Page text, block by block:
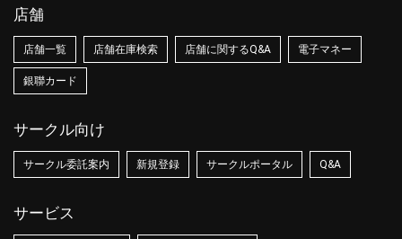
店舗
店舗一覧 店舗在庫検索 店舗に関するQ&A 電子マネー
銀聯カード
サークル向け
サークル委託案内 新規登録 サークルポータル Q&A
サービス